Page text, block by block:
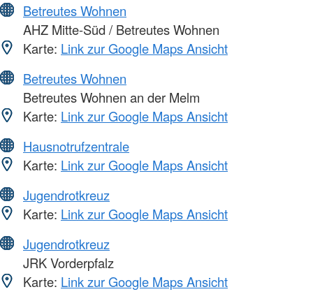
Betreutes Wohnen
AHZ Mitte-Süd / Betreutes Wohnen
Karte: Link zur Google Maps Ansicht
Betreutes Wohnen
Betreutes Wohnen an der Melm
Karte: Link zur Google Maps Ansicht
Hausnotrufzentrale
Karte: Link zur Google Maps Ansicht
Jugendrotkreuz
Karte: Link zur Google Maps Ansicht
Jugendrotkreuz
JRK Vorderpfalz
Karte: Link zur Google Maps Ansicht